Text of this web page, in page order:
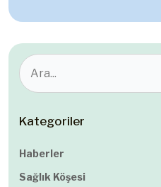
Kategoriler
Haberler
Sağlık Köşesi